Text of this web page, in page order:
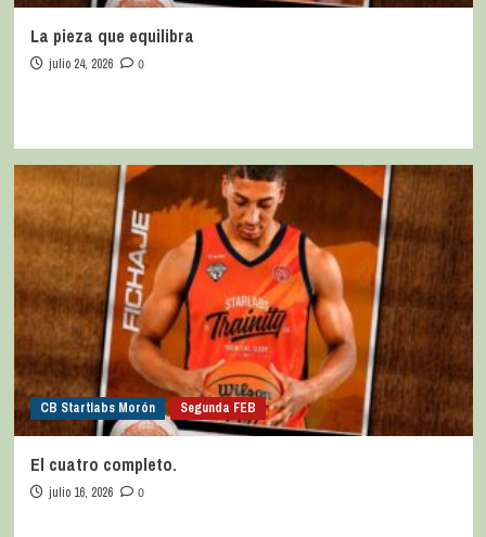
La pieza que equilibra
julio 24, 2026 0
CB Startlabs Morón Segunda FEB
El cuatro completo.
julio 16, 2026 0